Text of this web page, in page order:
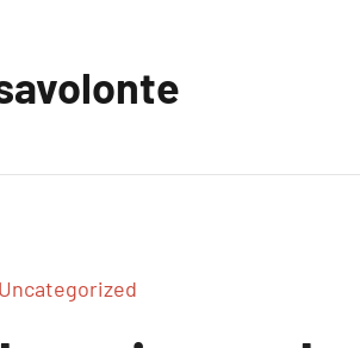
Uncategorized